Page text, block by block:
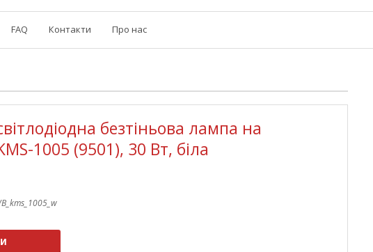
FAQ Контакти Про нас
безтіньова лампа на
1005 (9501), 30 Вт, біла